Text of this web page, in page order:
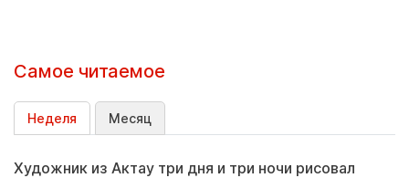
Самое читаемое
Неделя Месяц
Художник из Актау три дня и три ночи рисовал